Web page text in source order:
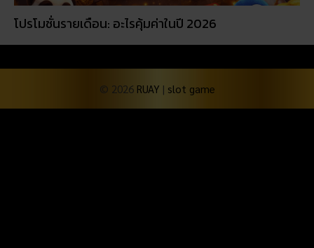
โปรโมชั่นรายเดือน: อะไรคุ้มค่าในปี 2026
© 2026 RUAY | slot game